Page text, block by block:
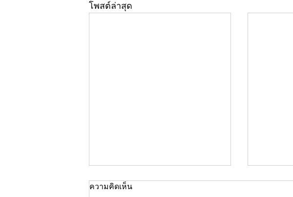
โพสต์ล่าสุด
ความคิดเห็น